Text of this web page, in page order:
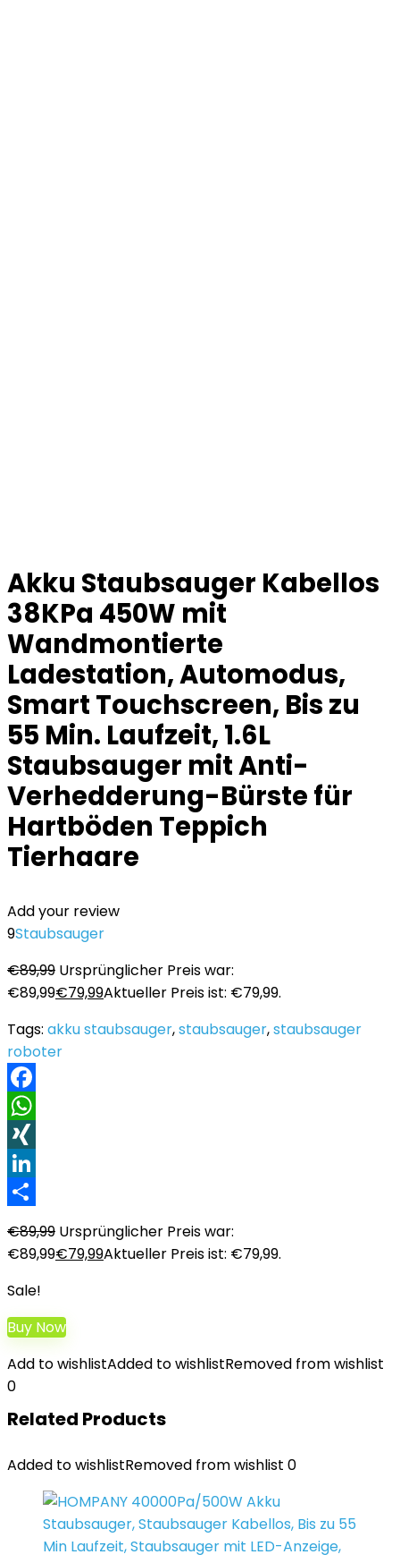
Akku Staubsauger Kabellos
38KPa 450W mit
Wandmontierte
Ladestation, Automodus,
Smart Touchscreen, Bis zu
55 Min. Laufzeit, 1.6L
Staubsauger mit Anti-
Verhedderung-Bürste für
Hartböden Teppich
Tierhaare
Add your review
9Staubsauger
€89,99 Ursprünglicher Preis war:
€89,99€79,99Aktueller Preis ist: €79,99.
Tags: akku staubsauger,staubsauger,staubsauger
roboter
Facebook
WhatsApp
XING
LinkedIn
€89,99 Ursprünglicher Preis war:
€89,99€79,99Aktueller Preis ist: €79,99.
Sale!
Buy Now
Add to wishlistAdded to wishlistRemoved from wishlist
0
Related Products
Added to wishlistRemoved from wishlist 0